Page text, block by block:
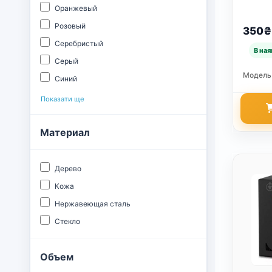
Оранжевый
Розовый
Серебристый
Серый
Синий
Показати ще
Материал
Дерево
Кожа
Нержавеющая сталь
Стекло
Объем
350₴